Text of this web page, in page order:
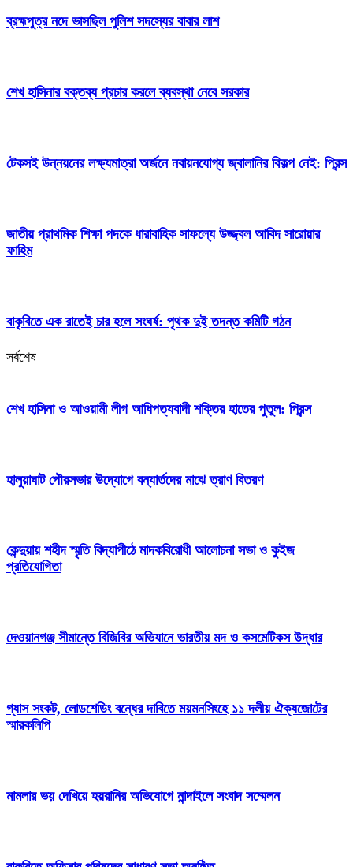
ব্রহ্মপুত্র নদে ভাসছিল পুলিশ সদস্যের বাবার লাশ
শেখ হাসিনার বক্তব্য প্রচার করলে ব্যবস্থা নেবে সরকার
টেকসই উন্নয়নের লক্ষ্যমাত্রা অর্জনে নবায়নযোগ্য জ্বালানির বিকল্প নেই: প্রিন্স
জাতীয় প্রাথমিক শিক্ষা পদকে ধারাবাহিক সাফল্যে উজ্জ্বল আবিদ সারোয়ার
ফাহিম
বাকৃবিতে এক রাতেই চার হলে সংঘর্ষ: পৃথক দুই তদন্ত কমিটি গঠন
সর্বশেষ
শেখ হাসিনা ও আওয়ামী লীগ আধিপত্যবাদী শক্তির হাতের পুতুল: প্রিন্স
হালুয়াঘাট পৌরসভার উদ্যোগে বন্যার্তদের মাঝে ত্রাণ বিতরণ
কেন্দুয়ায় শহীদ স্মৃতি বিদ্যাপীঠে মাদকবিরোধী আলোচনা সভা ও কুইজ
প্রতিযোগিতা
দেওয়ানগঞ্জ সীমান্তে বিজিবির অভিযানে ভারতীয় মদ ও কসমেটিকস উদ্ধার
গ্যাস সংকট, লোডশেডিং বন্ধের দাবিতে ময়মনসিংহে ১১ দলীয় ঐক্যজোটের
স্মারকলিপি
মামলার ভয় দেখিয়ে হয়রানির অভিযোগে নান্দাইলে সংবাদ সম্মেলন